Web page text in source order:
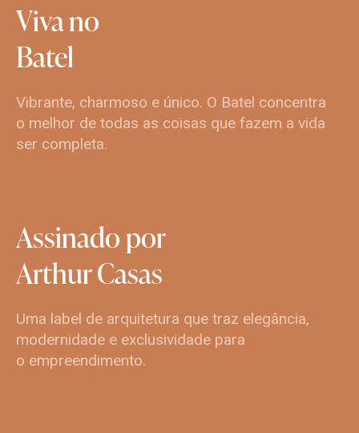
Vivano
Batel
Vibrante, charmoso e único. O Batel concentra
o melhor de todas as coisas que fazem a vida
ser completa.
Assinadopor
ArthurCasas
Uma label de arquitetura que traz elegância,
modernidade e exclusividade para
o empreendimento.